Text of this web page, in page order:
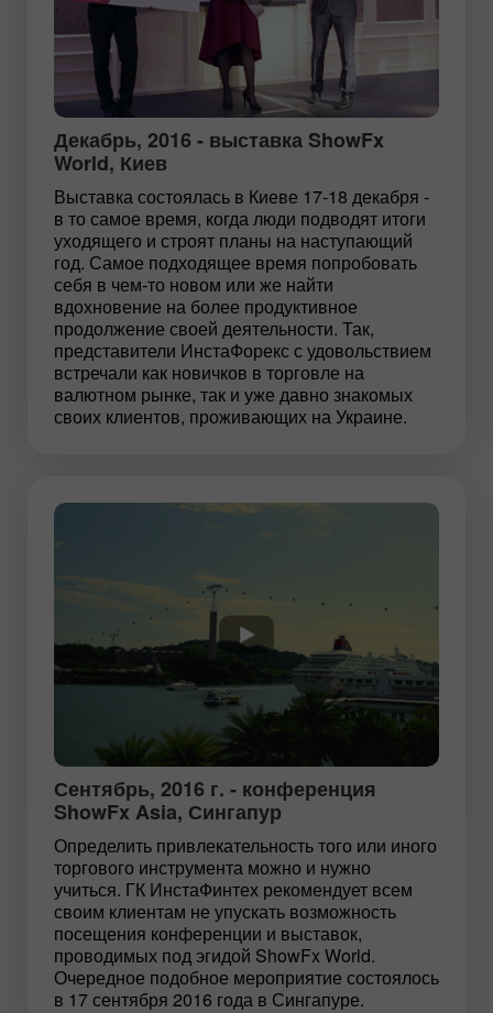
Декабрь, 2016 - выставка ShowFx
World, Киев
Выставка состоялась в Киеве 17-18 декабря -
в то самое время, когда люди подводят итоги
уходящего и строят планы на наступающий
год. Самое подходящее время попробовать
себя в чем-то новом или же найти
вдохновение на более продуктивное
продолжение своей деятельности. Так,
представители ИнстаФорекс с удовольствием
встречали как новичков в торговле на
валютном рынке, так и уже давно знакомых
своих клиентов, проживающих на Украине.
Сентябрь, 2016 г. - конференция
ShowFx Asia, Сингапур
Определить привлекательность того или иного
торгового инструмента можно и нужно
учиться. ГК ИнстаФинтех рекомендует всем
своим клиентам не упускать возможность
посещения конференции и выставок,
проводимых под эгидой ShowFx World.
Очередное подобное мероприятие состоялось
в 17 сентября 2016 года в Сингапуре.